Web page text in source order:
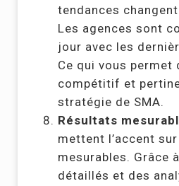
tendances
Les agences sont
jour avec les
Ce qui vous permet
compétitif et
stratégie de SMA.
Résultats
mettent l’accent
mesurables. Grâce
détaillés et des